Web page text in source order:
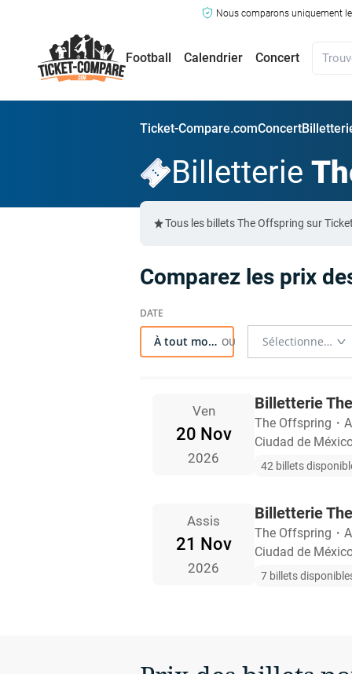
Nous comparons uniquement
Football Calendrier Concert
Ticket-Compare.comConcert
Billetterie
Tous les billets The Offspring sur
Comparez les prix
À tout moment
Ven
20 Nov
2026
Billetterie
The Offspring ・
Ciudad de
42 billets
Assis
21 Nov
2026
Billetterie
The Offspring ・
Ciudad de
7 billets